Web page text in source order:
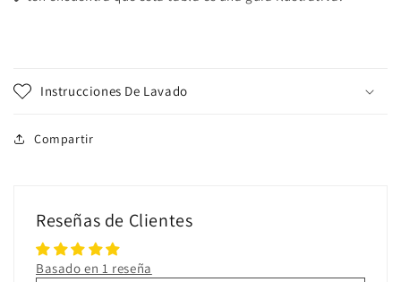
Instrucciones De Lavado
Compartir
Reseñas de Clientes
Basado en 1 reseña